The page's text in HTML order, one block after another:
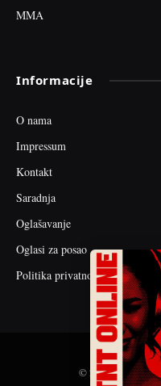
MMA
Informacije
O nama
Impressum
Kontakt
Saradnja
Oglašavanje
Oglasi za posao
Politika privatnosti
© 2026 web